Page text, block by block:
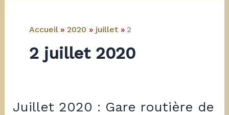
Accueil 2020 juillet 2
2 juillet 2020
Juillet 2020 : Gare routière de